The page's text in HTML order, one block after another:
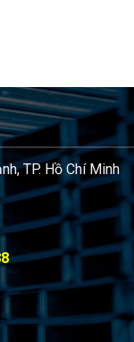
TP. Hồ Chí Minh